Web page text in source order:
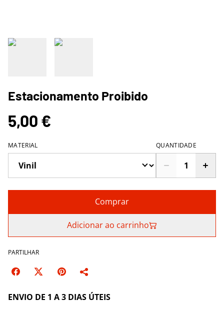
Estacionamento Proibido
5,00 €
MATERIAL QUANTIDADE
Comprar
Adicionar ao carrinho
PARTILHAR
ENVIO DE 1 A 3 DIAS ÚTEIS